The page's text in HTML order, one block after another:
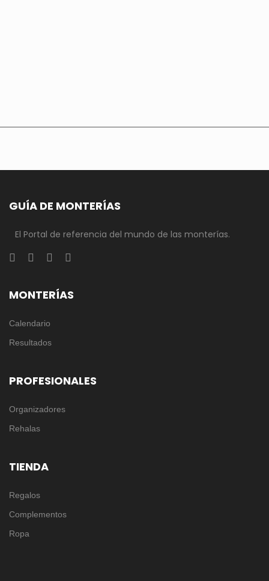
GUÍA DE MONTERÍAS
El Portal de referencia del mundo de las monterías.
MONTERÍAS
Calendario
Resultados
PROFESIONALES
Organizadores
Rehalas
TIENDA
Regalos
Complementos
Ropa